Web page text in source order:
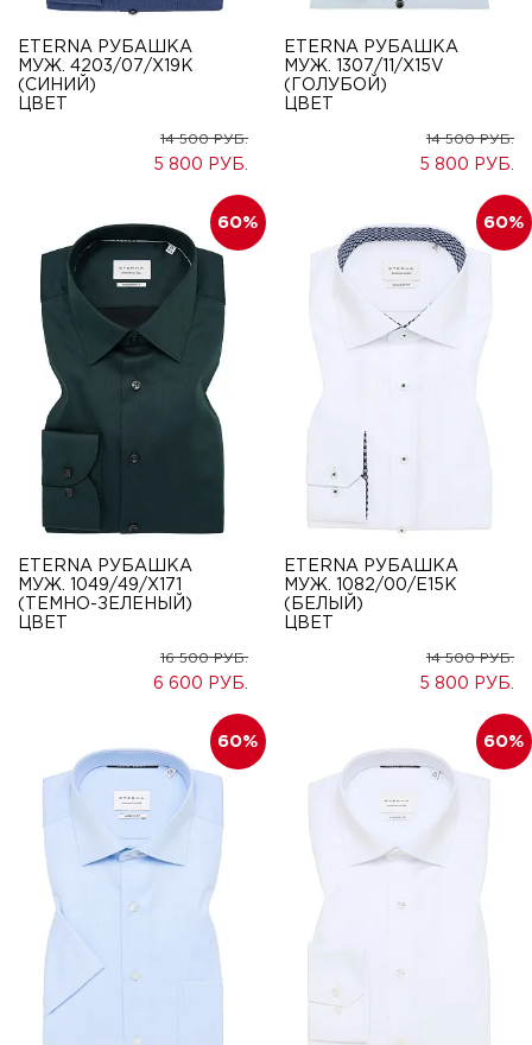
ETERNA РУБАШКА
МУЖ. 4203/07/X19K
(СИНИЙ)
ЦВЕТ
14 500
5 800
ETERNA РУБАШКА
МУЖ. 1307/11/X15V
(ГОЛУБОЙ)
ЦВЕТ
14 500
5 800
60
ETERNA РУБАШКА
МУЖ. 1049/49/X171
(ТЕМНО-ЗЕЛЕНЫЙ)
ЦВЕТ
16 500
6 600
60
ETERNA РУБАШКА
МУЖ. 1082/00/E15K
(БЕЛЫЙ)
ЦВЕТ
14 500
5 800
60 60